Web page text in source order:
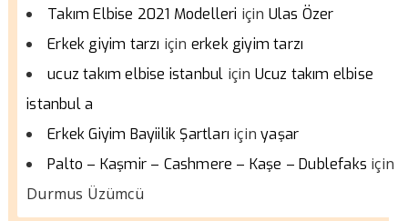
Takım Elbise 2021 Modelleri için Ulas Özer
Erkek giyim tarzı için erkek giyim tarzı
ucuz takım elbise istanbul için Ucuz takım elbise
istanbul a
Erkek Giyim Bayiilik Şartları içinyaşar
Palto – Kaşmir – Cashmere – Kaşe – Dublefaks için
Durmus Üzümcü